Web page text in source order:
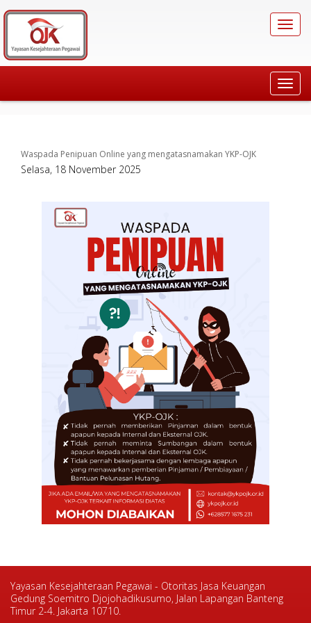
Waspada Penipuan Online yang mengatasnamakan YKP-OJK
Selasa, 18 November 2025
Yayasan Kesejahteraan Pegawai - Otoritas Jasa Keuangan
Gedung Soemitro Djojohadikusumo, Jalan Lapangan Banteng
Timur 2-4. Jakarta 10710.